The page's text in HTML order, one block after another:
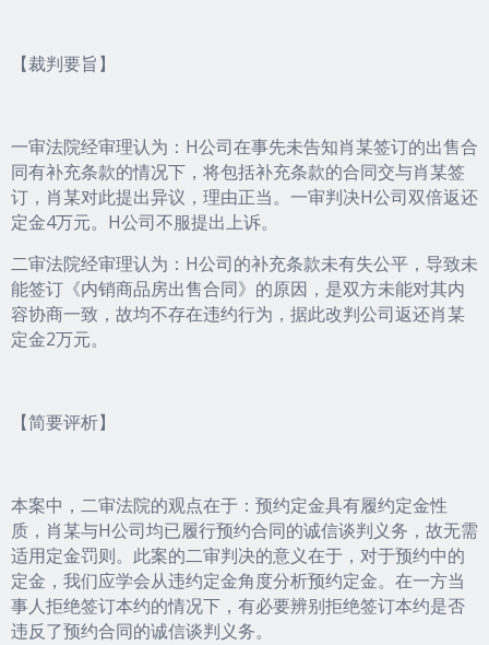
【裁判要旨】
一审法院经审理认为：H公司在事先未告知肖某签订的出售合
同有补充条款的情况下，将包括补充条款的合同交与肖某签
订，肖某对此提出异议，理由正当。一审判决H公司双倍返还
定金4万元。H公司不服提出上诉。
二审法院经审理认为：H公司的补充条款未有失公平，导致未
能签订《内销商品房出售合同》的原因，是双方未能对其内
容协商一致，故均不存在违约行为，据此改判公司返还肖某
定金2万元。
【简要评析】
本案中，二审法院的观点在于：预约定金具有履约定金性
质，肖某与H公司均已履行预约合同的诚信谈判义务，故无需
适用定金罚则。此案的二审判决的意义在于，对于预约中的
定金，我们应学会从违约定金角度分析预约定金。在一方当
事人拒绝签订本约的情况下，有必要辨别拒绝签订本约是否
违反了预约合同的诚信谈判义务。